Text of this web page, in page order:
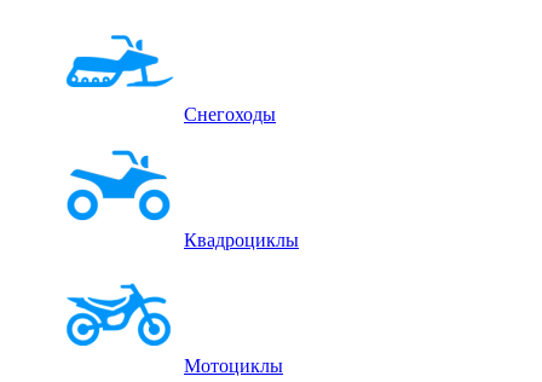
Снегоходы
Квадроциклы
Мотоциклы